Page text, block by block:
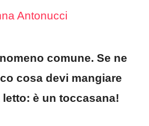
Antonucci
comune. Se ne
cosa devi mangiare
è un toccasana!